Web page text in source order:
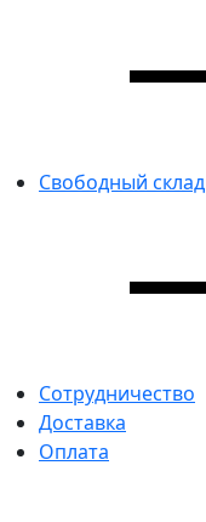
Свободный склад
Сотрудничество
Доставка
Оплата